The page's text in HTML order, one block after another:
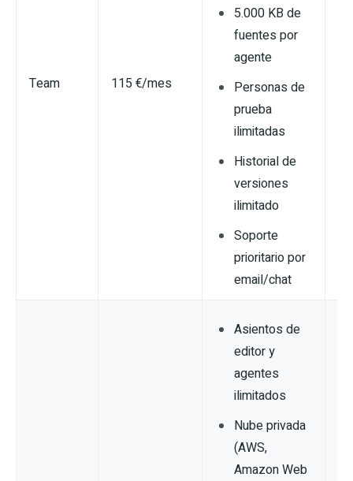
Team 115 €/mes
5.000 KB de
fuentes por
agente
Personas de
prueba
ilimitadas
Historial de
versiones
ilimitado
Soporte
prioritario por
email/chat
Asientos de
editor y
agentes
ilimitados
Nube privada
(AWS,
Amazon Web